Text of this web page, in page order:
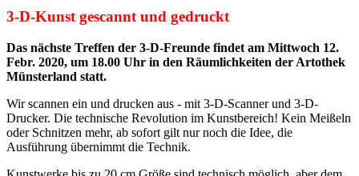
3-D-Kunst gescannt und gedruckt
Das nächste Treffen der 3-D-Freunde findet am Mittwoch 12.
Febr. 2020, um 18.00 Uhr in den Räumlichkeiten der Artothek
Münsterland statt.
Wir scannen ein und drucken aus - mit 3-D-Scanner und 3-D-
Drucker. Die technische Revolution im Kunstbereich! Kein Meißeln
oder Schnitzen mehr, ab sofort gilt nur noch die Idee, die
Ausführung übernimmt die Technik.